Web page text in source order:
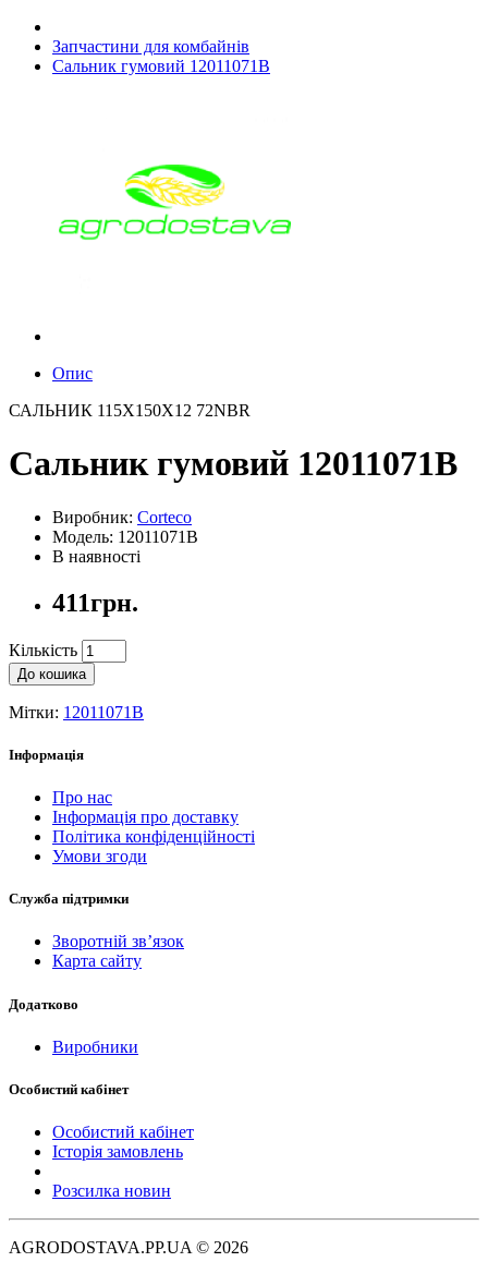
Запчастини для комбайнів
Сальник гумовий 12011071B
Опис
САЛЬНИК 115X150X12 72NBR
Сальник гумовий 12011071B
Виробник: Corteco
Модель: 12011071B
В наявності
411грн.
Кількість
До кошика
Мітки: 12011071B
Інформація
Про нас
Інформація про доставку
Політика конфіденційності
Умови згоди
Служба підтримки
Зворотній зв’язок
Карта сайту
Додатково
Виробники
Особистий кабінет
Особистий кабінет
Історія замовлень
Розсилка новин
AGRODOSTAVA.PP.UA © 2026